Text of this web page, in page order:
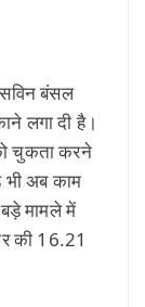
सविन बंसल
लगा दी है।
चुकता करने
अब काम
मामले में
की 16.21